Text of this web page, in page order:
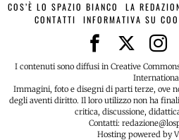
COS’È LO SPAZIO BIANCO LA
CONTATTI
INFORMATIVA SU
I contenuti sono diffusi in Creative
Immagini, foto e disegni di parti terze, ove
degli aventi diritto. Il loro utilizzo non ha
critica, discussione,
Contatti:
Hosting powered by